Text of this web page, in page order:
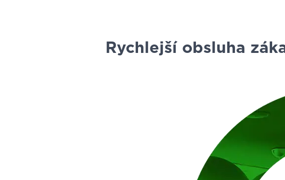
Rychlejší obsluha